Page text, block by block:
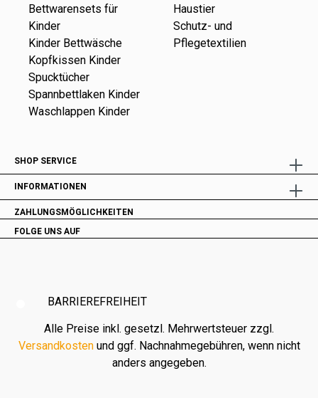
Bettwarensets für
Kinder
Kinder Bettwäsche
Kopfkissen Kinder
Spucktücher
Spannbettlaken Kinder
Waschlappen Kinder
Haustier
Schutz- und
Pflegetextilien
SHOP SERVICE
INFORMATIONEN
ZAHLUNGSMÖGLICHKEITEN
FOLGE UNS AUF
BARRIEREFREIHEIT
Alle Preise inkl. gesetzl. Mehrwertsteuer zzgl.
Versandkostenund ggf. Nachnahmegebühren, wenn nicht
anders angegeben.